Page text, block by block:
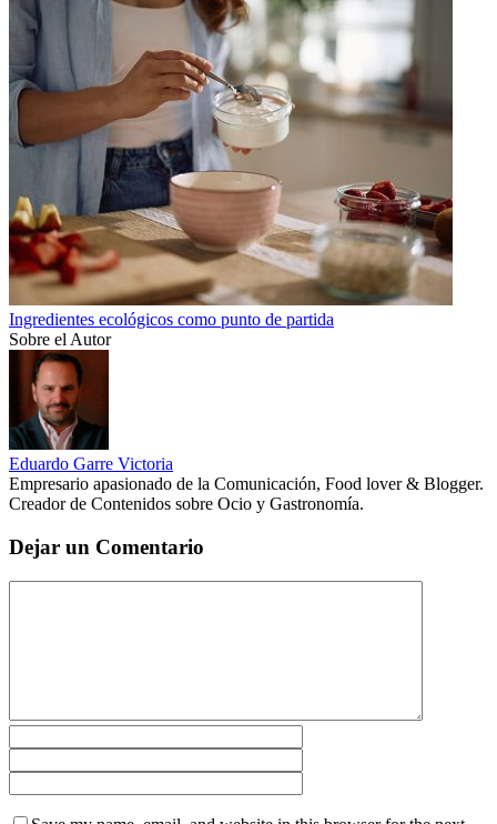
Ingredientes ecológicos como punto de partida
Sobre el Autor
Eduardo Garre Victoria
Empresario apasionado de la Comunicación, Food lover & Blogger.
Creador de Contenidos sobre Ocio y Gastronomía.
Dejar un Comentario